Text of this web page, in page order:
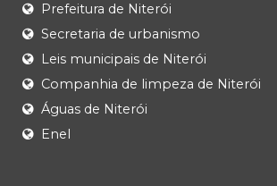
Prefeitura de Niterói
Secretaria de urbanismo
Leis municipais de Niterói
Companhia de limpeza de Niterói
Águas de Niterói
Enel